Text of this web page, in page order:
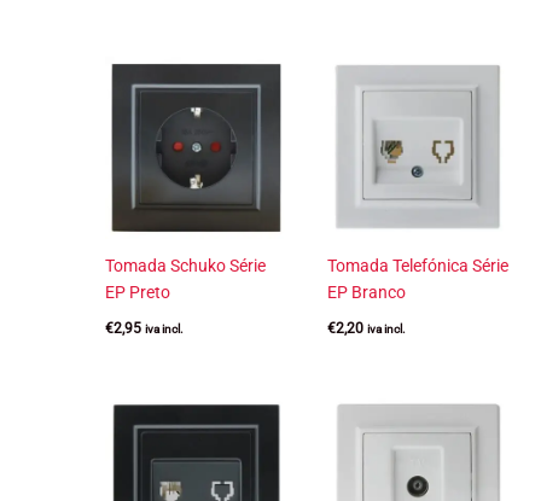
Tomada Schuko Série
EP Preto
€2,95 iva incl.
Tomada Telefónica Série
EP Branco
€2,20 iva incl.